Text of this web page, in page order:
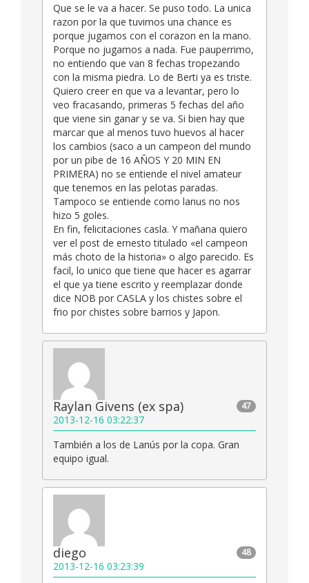
Que se le va a hacer. Se puso todo. La unica
razon por la que tuvimos una chance es
porque jugamos con el corazon en la mano.
Porque no jugamos a nada. Fue pauperrimo,
no entiendo que van 8 fechas tropezando
con la misma piedra. Lo de Berti ya es triste.
Quiero creer en que va a levantar, pero lo
veo fracasando, primeras 5 fechas del año
que viene sin ganar y se va. Si bien hay que
marcar que al menos tuvo huevos al hacer
los cambios (saco a un campeon del mundo
por un pibe de 16 AÑOS Y 20 MIN EN
PRIMERA) no se entiende el nivel amateur
que tenemos en las pelotas paradas.
Tampoco se entiende como lanus no nos
hizo 5 goles.
En fin, felicitaciones casla. Y mañana quiero
ver el post de ernesto titulado «el campeon
más choto de la historia» o algo parecido. Es
facil, lo unico que tiene que hacer es agarrar
el que ya tiene escrito y reemplazar donde
dice NOB por CASLA y los chistes sobre el
frio por chistes sobre barrios y Japon.
47
Raylan Givens (ex spa)
2013-12-16 03:22:37
También a los de Lanús por la copa. Gran
equipo igual.
48
diego
2013-12-16 03:23:39